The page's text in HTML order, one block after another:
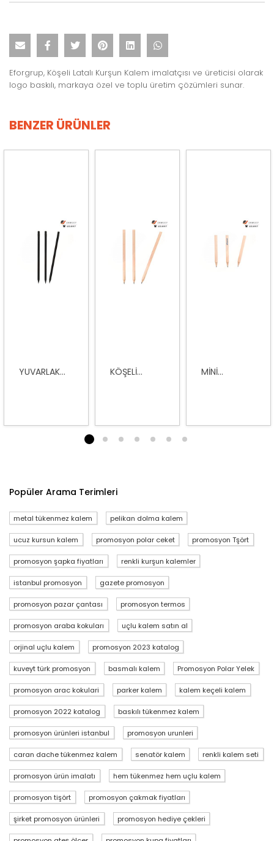
Eforgrup, Köşeli Latalı Kurşun Kalem imalatçısı ve üreticisi olarak
logo baskılı, markaya özel ve toplu üretim çözümleri sunar.
BENZER ÜRÜNLER
YUVARLAK... KÖŞELI... MINI...
2 3 4 5 6 7
Popüler Arama Terimleri
metal tükenmez kalem pelikan dolma kalem
ucuz kursun kalem promosyon polar ceket promosyon Tşört
promosyon şapka fiyatları renkli kurşun kalemler
istanbul promosyon gazete promosyon
promosyon pazar çantası promosyon termos
promosyon araba kokuları uçlu kalem satın al
orjinal uçlu kalem promosyon 2023 katalog
kuveyt türk promosyon basmalı kalem Promosyon Polar Yelek
promosyon arac kokulari parker kalem kalem keçeli kalem
promosyon 2022 katalog baskılı tükenmez kalem
promosyon ürünleri istanbul promosyon urunleri
caran dache tükenmez kalem senatör kalem renkli kalem seti
promosyon ürün imalatı hem tükenmez hem uçlu kalem
promosyon tişört promosyon çakmak fiyatları
şirket promosyon ürünleri promosyon hediye çekleri